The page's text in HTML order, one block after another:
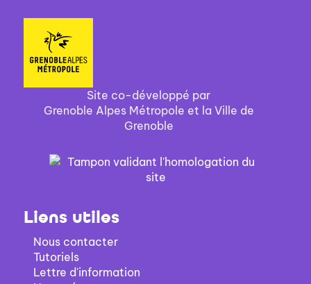
Site co-développé par
Grenoble Alpes Métropole et la Ville de
Grenoble
Liens utiles
Nous contacter
Tutoriels
Lettre d'information